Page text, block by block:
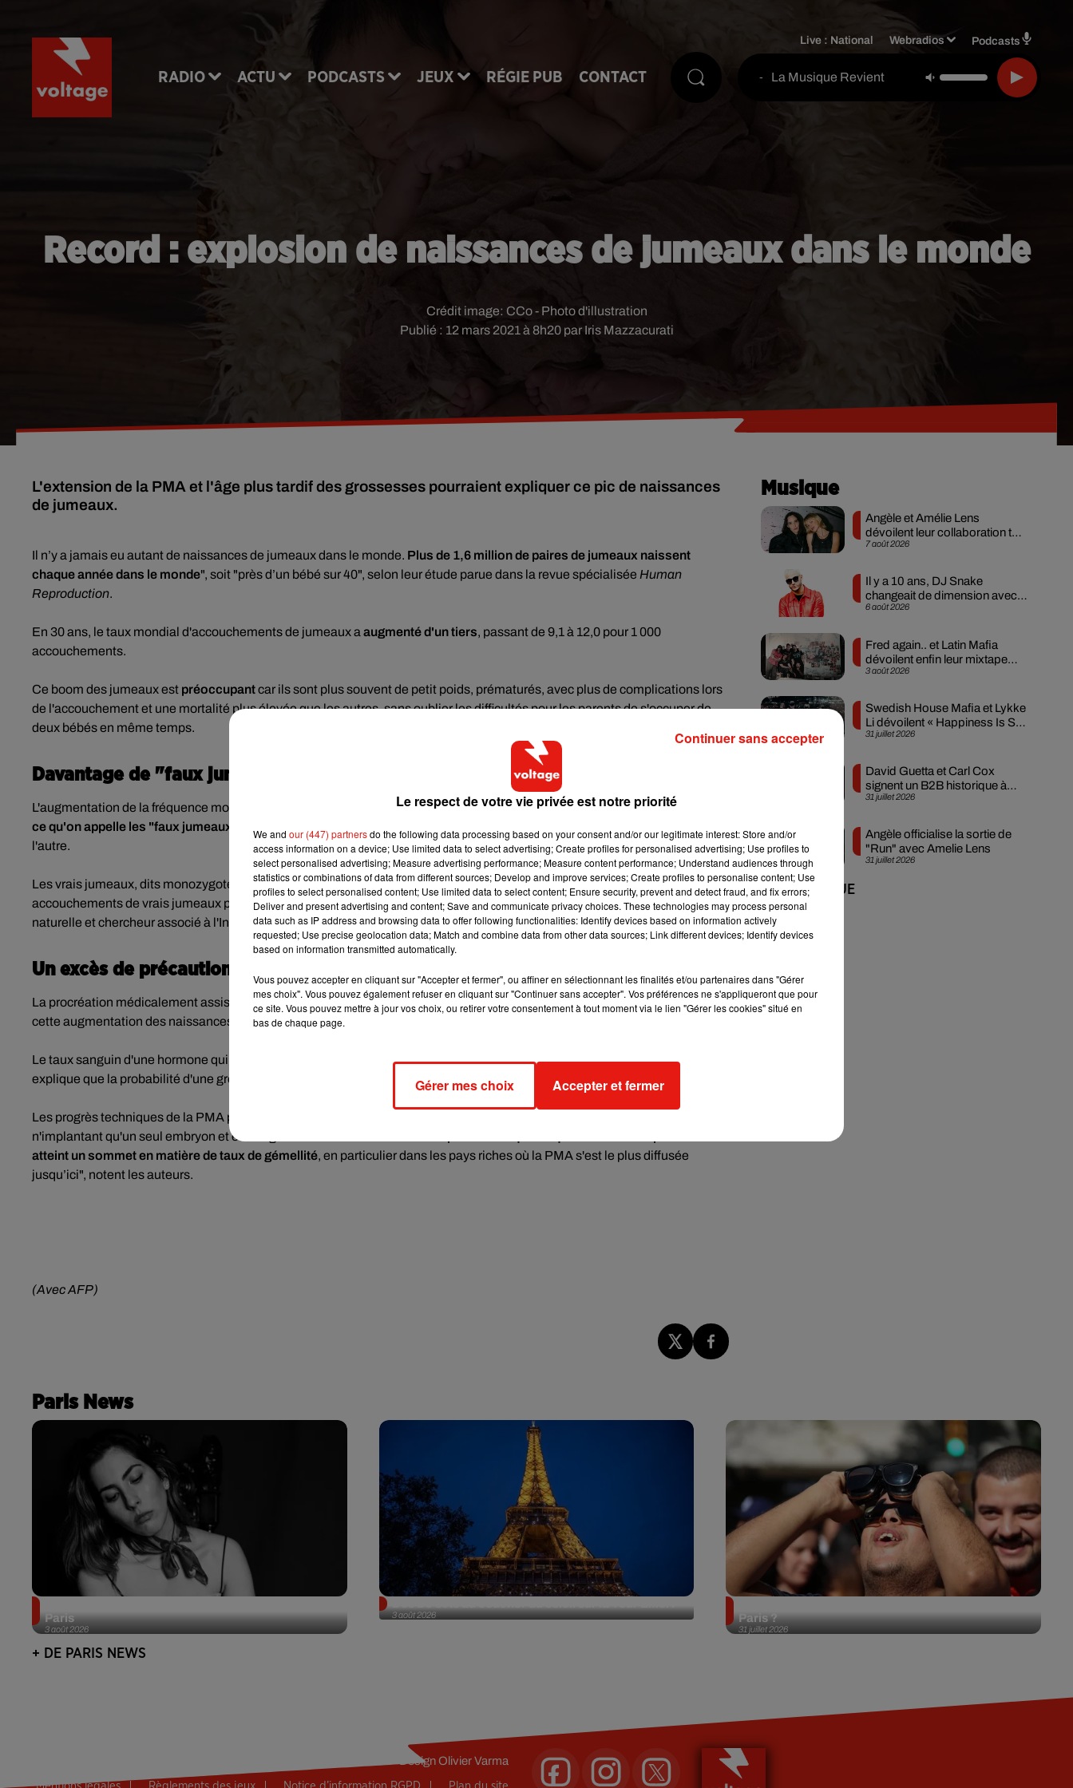
RADIO ACTU PODCASTS JEUX RÉGIE PUB CONTACT
Live : National Webradios Podcasts
- La Musique Revient
Record : explosion de naissances de jumeaux dans le monde
Publié : 12 mars 2021 à 8h20 par Iris Mazzacurati
Crédit image: CCo - Photo d'illustration
L'extension de la PMA et l'âge plus tardif des grossesses pourraient expliquer ce pic de naissances
de jumeaux.
Il n’y a jamais eu autant de naissances de jumeaux dans le monde. Plus de 1,6 million de paires de jumeaux naissent
chaque année dans le monde", soit "près d’un bébé sur 40", selon leur étude parue dans la revue spécialisée Human
Reproduction.
En 30 ans, le taux mondial d'accouchements de jumeaux a augmenté d'un tiers, passant de 9,1 à 12,0 pour 1 000
accouchements.
Ce boom des jumeaux est préoccupantcar ils sont plus souvent de petit poids, prématurés, avec plus de complications lors
de l'accouchement et une mortalité plus élevée que les autres, sans oublier les difficultés pour les parents de s'occuper de
deux bébés en même temps.
Davantage de "faux jumeaux"
L'augmentation de la fréquence mondiale des jumeaux est due uniquement à la hausse sans précédent des grossesses de
ce qu'on appelle les "faux jumeaux"
l'autre.
Les vrais jumeaux, dits monozygotes, naissent partout dans les mêmes proportions, avec "un taux constant - de quatre
accouchements de vrais jumeaux pour mille accouchements", relève Gilles Pison, professeur au Museum national d'histoire
naturelle et chercheur associé à l'Institut national d'études démographiques (Ined).
Un excès de précaution lors des PMA ?
La procréation médicalement assistée (PMA), qui a commencé dans les pays riches dans les années 1970, a contribué à
cette augmentation des naissances multiples, de même que les grossesses plus tardives.
Le taux sanguin d'une hormone qui intervient sur la maturation de l'ovule et l'ovulation, la FSH, augmente avec l'âge et
explique que la probabilité d'une grossesse gémellaire augmente jusqu'à atteindre un maximum à 37 ans.
Les progrès techniques de la PMA permettent depuis plusieurs années d'avoir une grossesse avec autant de succès en
n'implantant qu'un seul embryon et en congelant ceux en surnombre.
atteint un sommet en matière de taux de gémellité, en particulier dans les pays riches où la PMA s'est le plus diffusée
jusqu’ici", notent les auteurs.
(Avec AFP)
Musique
7 août 2026
Angèle et Amélie Lens
dévoilent leur collaboration tant
attendue
6 août 2026
Il y a 10 ans, DJ Snake
changeait de dimension avec
son premier...
3 août 2026
Fred again.. et Latin Mafia
dévoilent enfin leur mixtape
créée en...
31 juillet 2026
Swedish House Mafia et Lykke
Li dévoilent « Happiness Is So
Sad »
31 juillet 2026
David Guetta et Carl Cox
signent un B2B historique à
Ibiza
31 juillet 2026
Angèle officialise la sortie de
"Run" avec Amelie Lens
+ DE MUSIQUE
Paris News
3 août 2026
Paris
3 août 2026
31 juillet 2026
Paris ?
+ DE PARIS NEWS
DesignOlivier Varma
Le respect de votre vie privée est notre priorité
We and our (447) partnersdo the following data processing based on your consent and/or our legitimate interest: Store and/or
access information on a device; Use limited data to select advertising; Create profiles for personalised advertising; Use profiles to
select personalised advertising; Measure advertising performance; Measure content performance; Understand audiences through
statistics or combinations of data from different sources; Develop and improve services; Create profiles to personalise content; Use
profiles to select personalised content; Use limited data to select content; Ensure security, prevent and detect fraud, and fix errors;
Deliver and present advertising and content; Save and communicate privacy choices. These technologies may process personal
data such as IP address and browsing data to offer following functionalities: Identify devices based on information actively
requested; Use precise geolocation data; Match and combine data from other data sources; Link different devices; Identify devices
based on information transmitted automatically.
Vous pouvez accepter en cliquant sur "Accepter et fermer", ou affiner en sélectionnant les finalités et/ou partenaires dans "Gérer
mes choix". Vous pouvez également refuser en cliquant sur "Continuer sans accepter". Vos préférences ne s'appliqueront que pour
ce site. Vous pouvez mettre à jour vos choix, ou retirer votre consentement à tout moment via le lien "Gérer les cookies" situé en
bas de chaque page.
Gérer mes choix Accepter et fermer
Continuer sans accepter